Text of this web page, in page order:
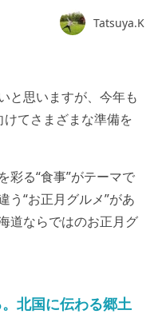
Tatsuya.K
と思いますが、今年も
てさまざまな準備を
彩る“食事”がテーマで
う“お正月グルメ”があ
道ならではのお正月グ
北国に伝わる郷土